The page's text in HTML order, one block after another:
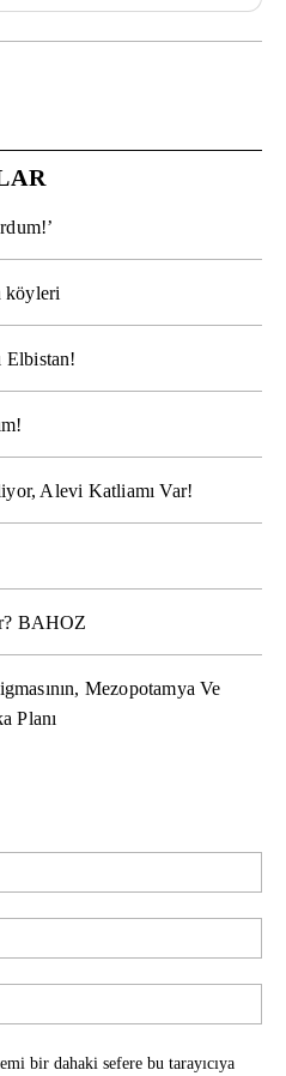
köyleri
Elbistan!
Alevi Katliamı Var!
BAHOZ
Mezopotamya Ve
Planı
bir dahaki sefere bu tarayıcıya